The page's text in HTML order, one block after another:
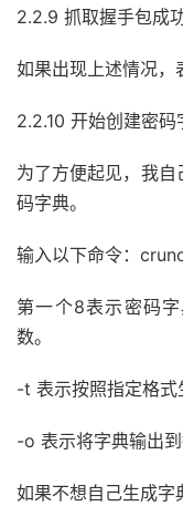
2.2.9 抓取握手包成
如果出现上述情况，
2.2.10 开始创建密码
为了方便起见，我
码字典。
输入以下命令：
第一个8表示密码
数。
-t 表示按照指定格式
-o 表示将字典输出到
如果不想自己生成字